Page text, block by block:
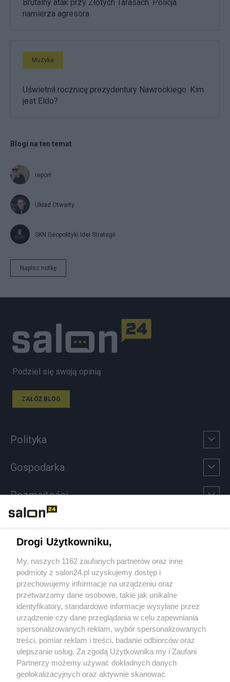
Brutalny atak przy Złotych Tarasach. Policja
namierza agresora
Muzyka
Uświetnił rocznicę prezydentury Nawrockiego. Kim
jest Eldo?
Blogi na ten temat
report
Układ Otwarty
SKN Geopolityki Idei Strategii
Napisz notkę
Podziel się swoją opinią
ZAŁÓŻ BLOG
Polityka
Gospodarka
Rozmaitości
Sport
Społeczeństwo
Kultura
X Facebook Instagram Youtube
Drogi Użytkowniku,
My, naszych 1162 zaufanych partnerów oraz inne
podmioty z salon24.pl uzyskujemy dostęp i
przechowujemy informacje na urządzeniu oraz
przetwarzamy dane osobowe, takie jak unikalne
identyfikatory, standardowe informacje wysyłane przez
urządzenie czy dane przeglądania w celu zapewniania
spersonalizowanych reklam, wybór spersonalizowanych
treści, pomiar reklam i treści, badanie odbiorców oraz
ulepszanie usług. Za zgodą Użytkownika my i Zaufani
Partnerzy możemy używać dokładnych danych
geolokalizacyjnych oraz aktywnie skanować